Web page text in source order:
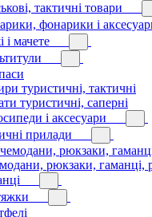
тактичні товари
фонарики і
і мачете
туристичні, тактичні
туристичні, саперні
і аксесуари
прилади
рюкзаки, гаманці,